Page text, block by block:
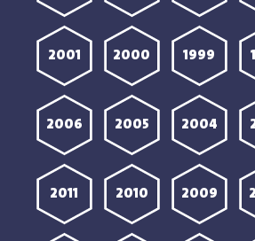
1999
2000
2001
2004
2005
2006
2009
2010
2011